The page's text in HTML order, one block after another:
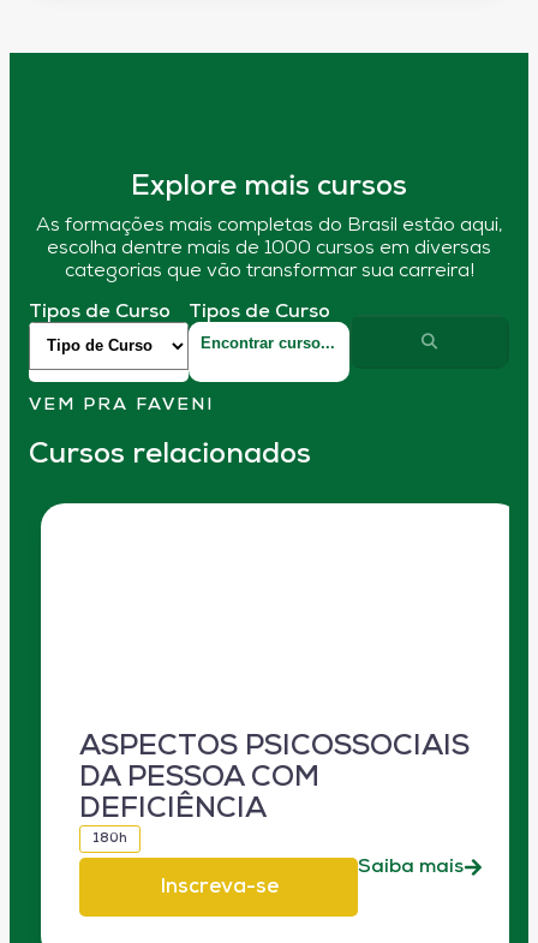
Explore mais cursos
As formações mais completas do Brasil estão aqui,
escolha dentre mais de 1000 cursos em diversas
categorias que vão transformar sua carreira!
Tipos de Curso Tipos de Curso
VEM PRA FAVENI
Cursos relacionados
ASPECTOS PSICOSSOCIAIS
DA PESSOA COM
DEFICIÊNCIA
180h
Inscreva-se
Saiba mais